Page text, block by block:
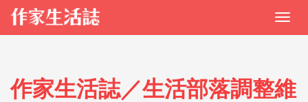
作家生活誌／生活部落調整維